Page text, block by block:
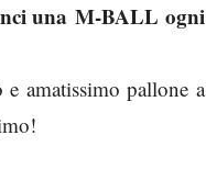
una M-BALL ogni
e amatissimo pallone a